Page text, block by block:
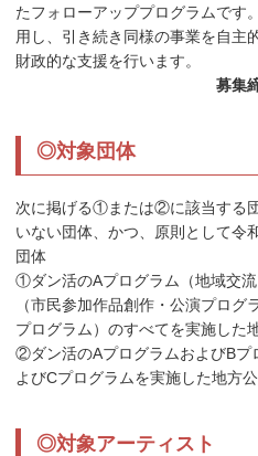
たフォローアッププログラムです
用し、引き続き同様の事業を自主
財政的な支援を行います。
募集
◎対象団体
次に掲げる①または②に該当する
いない団体、かつ、原則として令
団体
①ダン活のAプログラム（地域交
（市民参加作品創作・公演プロ
プログラム）のすべてを実施した
②ダン活のAプログラムおよびBプ
よびCプログラムを実施した地方
◎対象アーティスト